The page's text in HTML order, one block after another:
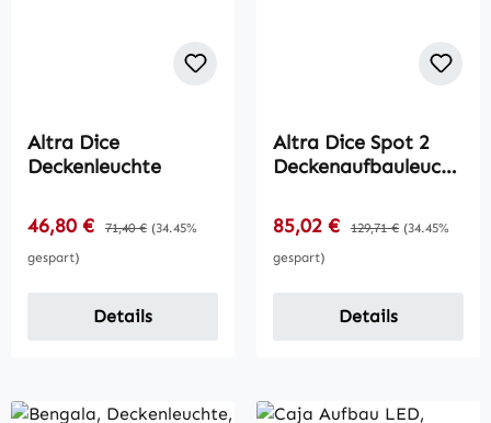
Altra Dice
Deckenleuchte
Verkaufspreis:
46,80 € Regulärer Preis:
71,40 € (34.45%
gespart)
Details
Altra Dice Spot 2
Deckenaufbauleucht
Verkaufspreis:
85,02 € Regulärer Preis:
129,71 € (34.45%
gespart)
Details